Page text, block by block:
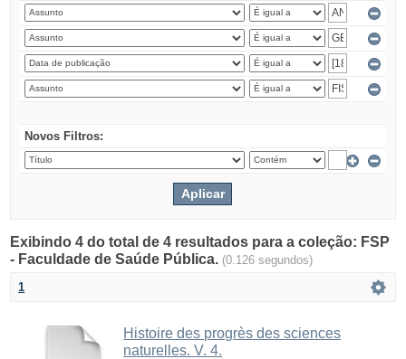
Novos Filtros:
Exibindo 4 do total de 4 resultados para a coleção: FSP
- Faculdade de Saúde Pública. (0.126 segundos)
1
Histoire des progrès des sciences
naturelles. V. 4.